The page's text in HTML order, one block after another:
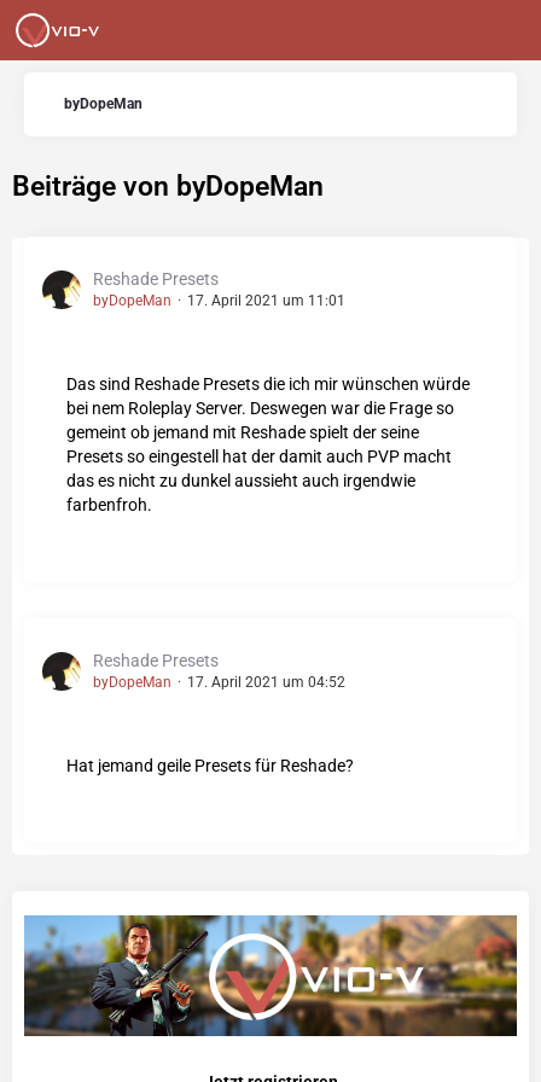
byDopeMan
Beiträge von byDopeMan
Reshade Presets
byDopeMan 17. April 2021 um 11:01
Das sind Reshade Presets die ich mir wünschen würde
bei nem Roleplay Server. Deswegen war die Frage so
gemeint ob jemand mit Reshade spielt der seine
Presets so eingestell hat der damit auch PVP macht
das es nicht zu dunkel aussieht auch irgendwie
farbenfroh.
Reshade Presets
byDopeMan 17. April 2021 um 04:52
Hat jemand geile Presets für Reshade?